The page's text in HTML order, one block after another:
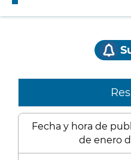
Fecha y hora de
de enero